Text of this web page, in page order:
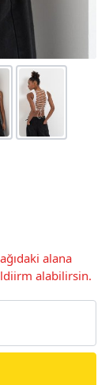
alana
alabilirsin.